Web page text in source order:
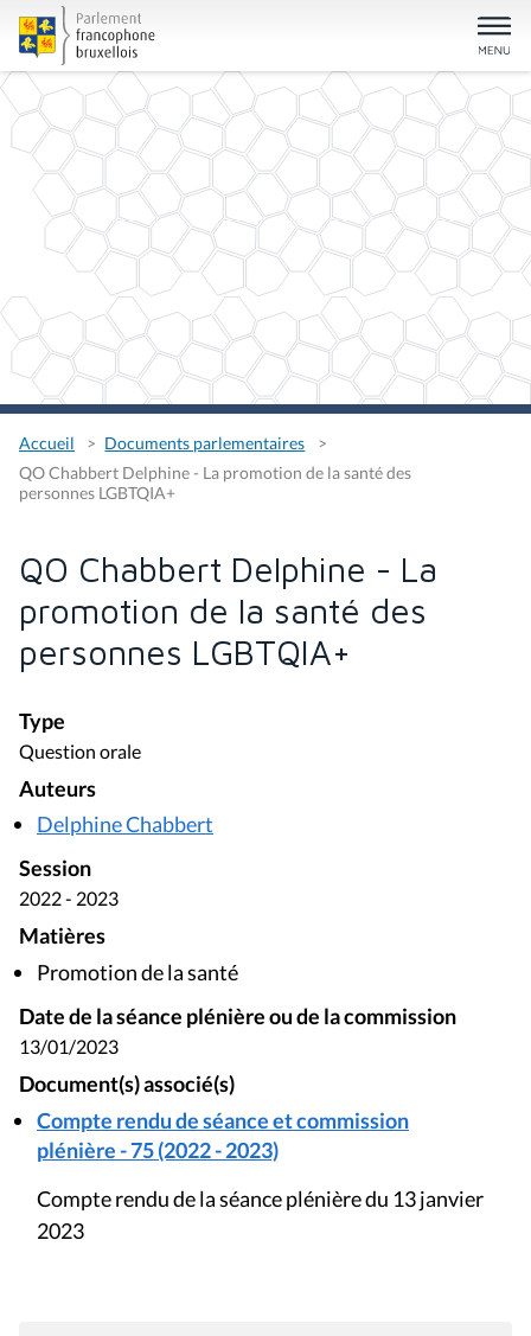
Accueil
Documents parlementaires
QO Chabbert Delphine - La promotion de la santé des
personnes LGBTQIA+
QO Chabbert Delphine - La
promotion de la santé des
personnes LGBTQIA+
Type
Question orale
Auteurs
Delphine Chabbert
Session
2022 - 2023
Matières
Promotion de la santé
Date de la séance plénière ou de la commission
13/01/2023
Document(s) associé(s)
Compte rendu de séance et commission
plénière - 75 (2022 - 2023)
Compte rendu de la séance plénière du 13 janvier
2023